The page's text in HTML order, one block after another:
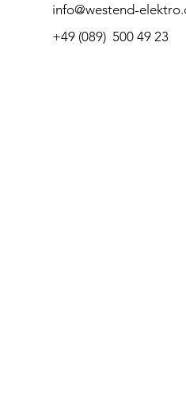
info@westend-
+49 (089) 500 49 23